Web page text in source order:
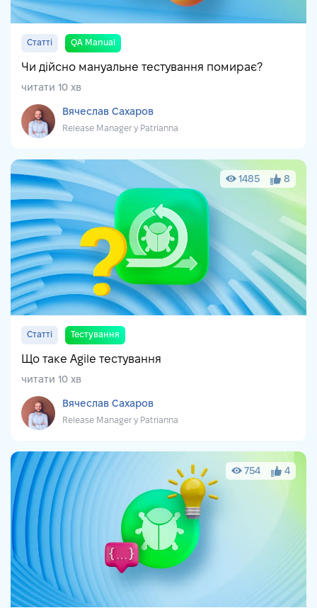
Статті QA Manual
Чи дійсно мануальне тестування помирає?
читати 10 хв
Вячеслав Сахаров
Release Manager у Patrianna
1485 8
Статті Тестування
Що таке Agile тестування
читати 10 хв
Вячеслав Сахаров
Release Manager у Patrianna
754 4